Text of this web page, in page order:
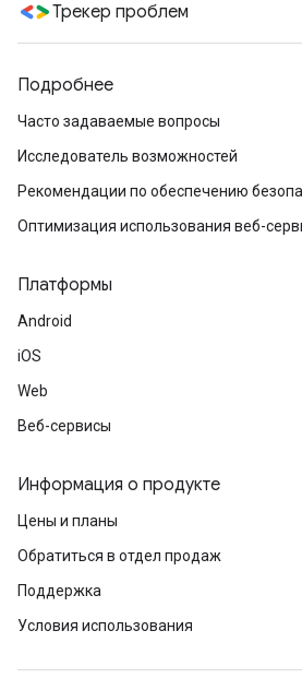
Трекер проблем
Подробнее
Часто задаваемые вопросы
Исследователь возможностей
Рекомендации по обеспечению
Оптимизация использования веб-
Платформы
Android
iOS
Web
Веб-сервисы
Информация о продукте
Цены и планы
Обратиться в отдел продаж
Поддержка
Условия использования